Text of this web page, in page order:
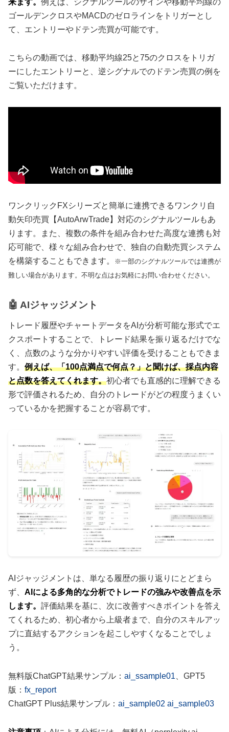
ゴールデンクロスやMACDのゼロラインをトリガーとし
て、エントリーやドテン売買が可能です。
こちらの動画では、移動平均線25と75のクロスをトリガ
ーにしたエントリーと、逆シグナルでのドテン売買の例を
ご覧いただけます。
ワンクリックFXシリーズと簡単に連携できるワンクリ自
動矢印売買【AutoArwTrade】対応のシグナルツールもあ
ります。また、複数の条件を組み合わせた高度な連携も対
応可能で、様々な組み合わせで、独自の自動売買システム
を構築することもできます。
※一部のシグナルツールでは連携が
難しい場合があります。不明な点はお気軽にお問い合わせください。
🤖 AIジャッジメント
トレード履歴やチャートデータをAIが分析可能な形式でエ
クスポートすることで、トレード結果を振り返るだけでな
く、点数のような分かりやすい評価を受けることもできま
す。 例えば、「100点満点で何点？」と聞けば、採点内容
と点数を答えてくれます。初心者でも直感的に理解できる
形で評価されるため、自分のトレードがどの程度うまくい
っているかを把握することが容易です。
AIジャッジメントは、単なる履歴の振り返りにとどまら
ず、 AIによる多角的な分析でトレードの強みや改善点を示
します。 評価結果を基に、次に改善すべきポイントを答え
てくれるため、初心者から上級者まで、自分のスキルアッ
プに直結するアクションを起こしやすくなることでしょ
う。
無料版ChatGPT結果サンプル： ai_ssample01 、GPT5
版： fx_report
ChatGPT Plus結果サンプル： ai_sample02 ai_sample03